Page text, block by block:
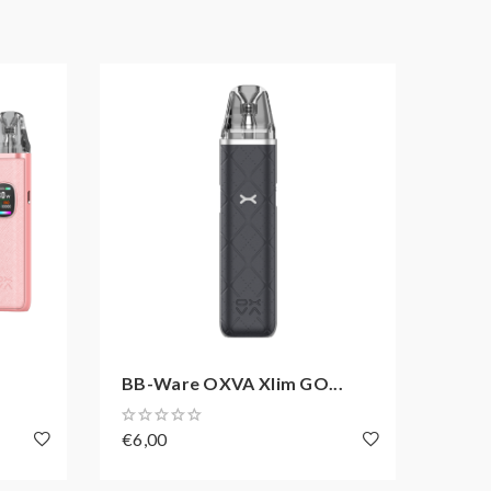
BB-Ware OXVA Xlim GO...
€6,00